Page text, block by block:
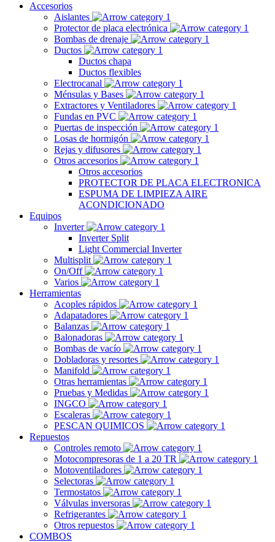
Accesorios
Aislantes
Protector de placa electrónica
Bombas de drenaje
Ductos
Ductos chapa
Ductos flexibles
Electrocanal
Ménsulas y Bases
Extractores y Ventiladores
Fundas en PVC
Puertas de inspección
Losas de hormigón
Rejas y difusores
Otros accesorios
Otros accesorios
PROTECTOR DE PLACA ELECTRONICA
ESPUMA DE LIMPIEZA AIRE
ACONDICIONADO
Equipos
Inverter
Inverter Split
Light Commercial Inverter
Multisplit
On/Off
Varios
Herramientas
Acoples rápidos
Adapatadores
Balanzas
Balonadoras
Bombas de vacío
Dobladoras y resortes
Manifold
Otras herramientas
Pruebas y Medidas
INGCO
Escaleras
PESCAN QUIMICOS
Repuestos
Controles remoto
Motocompresoras de 1 a 20 TR
Motoventiladores
Selectoras
Termostatos
Válvulas inversoras
Refrigerantes
Otros repuestos
COMBOS